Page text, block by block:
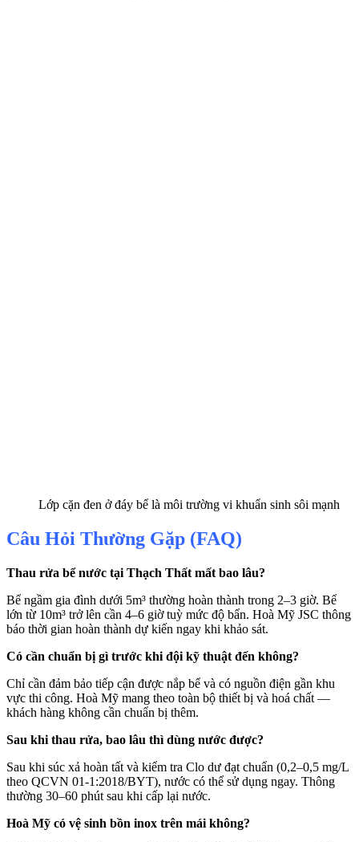
Lớp cặn đen ở đáy bể là môi trường vi khuẩn sinh sôi mạnh
Câu Hỏi Thường Gặp (FAQ)
Thau rửa bể nước tại Thạch Thất mất bao lâu?
Bể ngầm gia đình dưới 5m³ thường hoàn thành trong 2–3 giờ. Bể
lớn từ 10m³ trở lên cần 4–6 giờ tuỳ mức độ bẩn. Hoà Mỹ JSC thông
báo thời gian hoàn thành dự kiến ngay khi khảo sát.
Có cần chuẩn bị gì trước khi đội kỹ thuật đến không?
Chỉ cần đảm bảo tiếp cận được nắp bể và có nguồn điện gần khu
vực thi công. Hoà Mỹ mang theo toàn bộ thiết bị và hoá chất —
khách hàng không cần chuẩn bị thêm.
Sau khi thau rửa, bao lâu thì dùng nước được?
Sau khi súc xả hoàn tất và kiểm tra Clo dư đạt chuẩn (0,2–0,5 mg/L
theo QCVN 01-1:2018/BYT), nước có thể sử dụng ngay. Thông
thường 30–60 phút sau khi cấp lại nước.
Hoà Mỹ có vệ sinh bồn inox trên mái không?